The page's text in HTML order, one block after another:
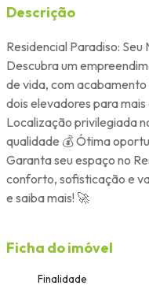
Descrição
Residencial Paradiso:
Descubra um
de vida, com
dois elevadores para
Localização privilegiada
qualidade 💰 Ótima
Garanta seu espaço no
conforto, sofisticação e
e saiba mais! 🚀
Ficha do imóvel
Finalidade